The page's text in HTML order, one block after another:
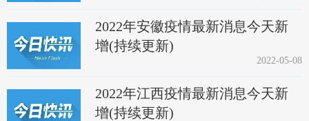
2022年安徽疫情最新消息今天新
增(持续更新)
2022-05-08
2022年江西疫情最新消息今天新
增(持续更新)